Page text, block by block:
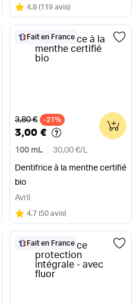
Note
4.8 sur 5
(119 avis)
Fait en France
Ancien prix
3,80 € -21%
3,00 €
100 mL 30,00 €/ L
Dentifrice à la menthe certifié
bio
0
Avril
Note
4.7 sur 5
(50 avis)
Fait en France